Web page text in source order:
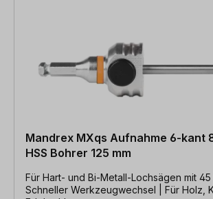
Mandrex MXqs Aufnahme 6-kant
HSS Bohrer 125 mm
Für Hart- und Bi-Metall-Lochsägen mit 45
Schneller Werkzeugwechsel | Für Holz,